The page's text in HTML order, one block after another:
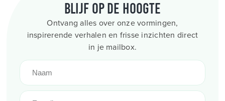
Blijf op de hoogte
Ontvang alles over onze vormingen,
inspirerende verhalen en frisse inzichten direct
in je mailbox.